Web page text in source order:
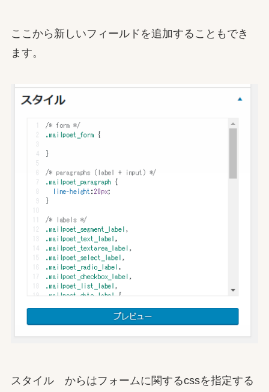
ここから新しいフィールドを追加することもでき
ます。
スタイル からはフォームに関するcssを指定する